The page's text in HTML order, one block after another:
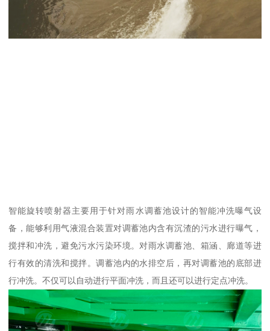
智能旋转喷射器主要用于针对雨水调蓄池设计的智能冲洗曝气设
备，能够利用气液混合装置对调蓄池内含有沉渣的污水进行曝气，
搅拌和冲洗，避免污水污染环境。对雨水调蓄池、箱涵、廊道等进
行有效的清洗和搅拌。调蓄池内的水排空后，再对调蓄池的底部进
行冲洗。不仅可以自动进行平面冲洗，而且还可以进行定点冲洗。